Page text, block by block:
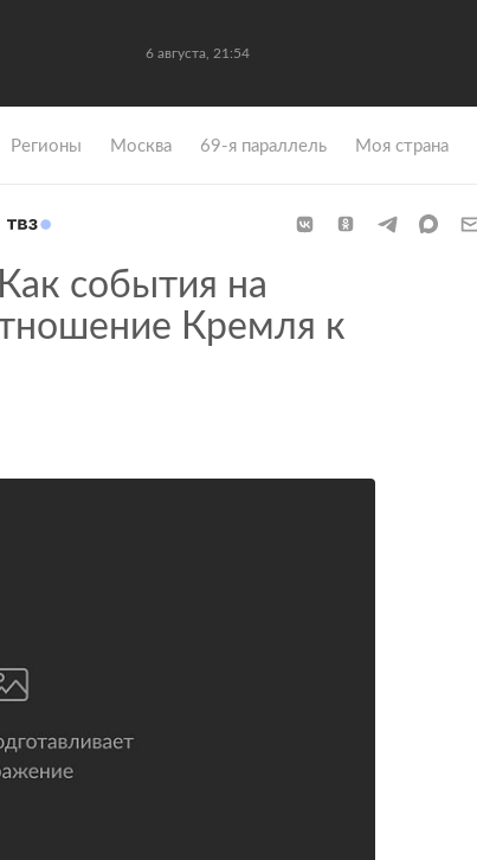
6 августа, 21:54
Регионы Москва 69-я параллель Моя страна
Как события на
Кремля к